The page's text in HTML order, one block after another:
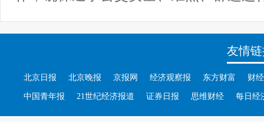
友情
北京日报 北京晚报 京报网 经济观察报 东方财富 财
中国青年报 21世纪经济报道 证券日报 思维财经 每日经